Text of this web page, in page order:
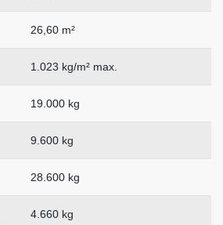
26,60 m²
1.023 kg/m² max.
19.000 kg
9.600 kg
28.600 kg
4.660 kg